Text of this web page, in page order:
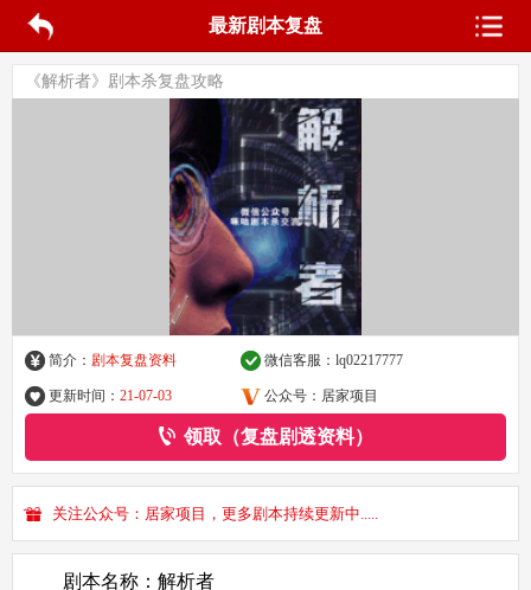
最新剧本复盘
《解析者》剧本杀复盘攻略
简介： 剧本复盘资料 微信客服：lq02217777
更新时间： 21-07-03 公众号：居家项目
领取（复盘剧透资料）
关注公众号：居家项目，更多剧本持续更新中.....
剧本名称：解析者